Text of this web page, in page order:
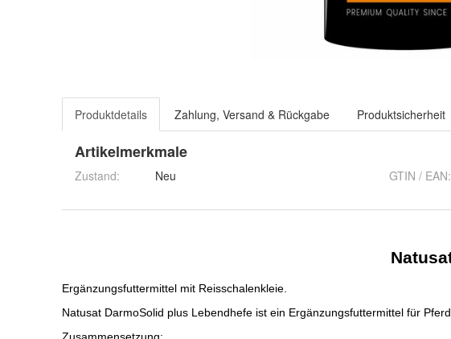
Produktdetails Zahlung, Versand & Rückgabe Produktsicherheit
Artikelmerkmale
Zustand: Neu GTIN / EAN: